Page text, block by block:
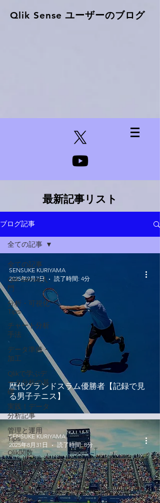
Qlik Sense ​ユーザーのブログ
最新記事リスト
ブログ記事
全ての記事
Qlik Sense入
門
分析・可視化
Tips
チャート分析
手法
データ準備・
加工
Qlikで学ぶデ
ータ分析の基
礎
実践！データ
分析記事
管理と運用
Tips
Qlik関数
Qlik Sense無
料試用
ナレッジ活
用・エージェ
全ての記事
歴代グランドスラム優勝者【記録で見
る男子テニス】
SENSUKE KURIYAMA
2025年9月7日
読了時間: 4分
SENSUKE KURIYAMA
2025年8月31日
読了時間: 8分